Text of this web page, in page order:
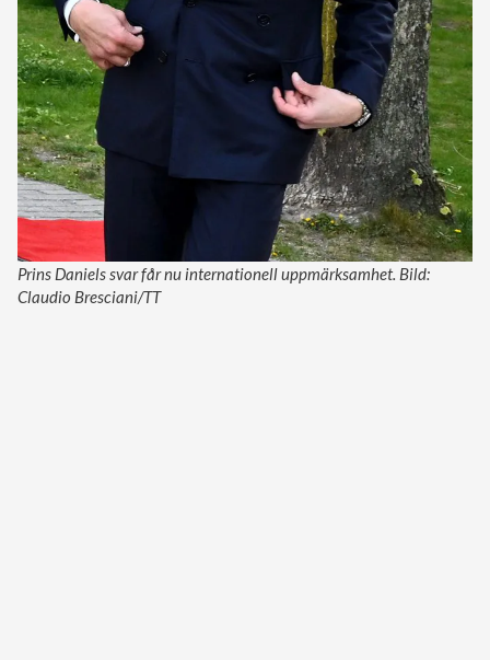
Prins Daniels svar får nu internationell uppmärksamhet. Bild:
Claudio Bresciani/TT